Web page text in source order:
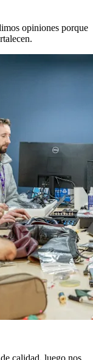
opiniones porque
calidad, luego nos